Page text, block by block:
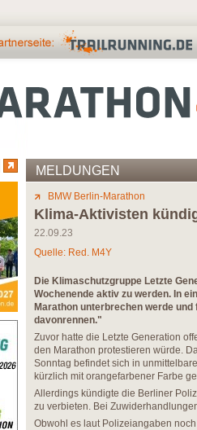
MELDUNGEN
BMW Berlin-Marathon
Klima-Aktivisten
22.09.23
Quelle: Red. M4Y
Die Klimaschutzgruppe Letzte
Wochenende aktiv zu werden. In
Marathon unterbrechen werde
davonrennen."
Zuvor hatte die Letzte Generation
den Marathon protestieren würde.
Sonntag befindet sich in
kürzlich mit orangefarbener Farbe
Allerdings kündigte die Berliner
zu verbieten. Bei
Obwohl es laut Polizeiangaben